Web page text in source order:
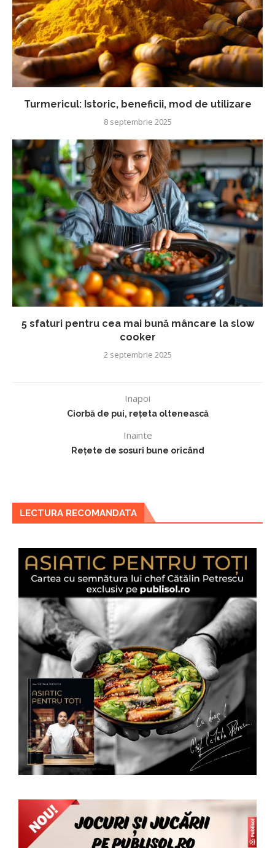
Turmericul: Istoric, beneficii, mod de utilizare
8 septembrie 2025
5 sfaturi pentru cea mai bună mâncare la slow
cooker
2 septembrie 2025
Inapoi
Ciorbă de pui, rețeta oltenească
Inainte
Rețete de sosuri bune oricând
LECTURA RECOMANDATA